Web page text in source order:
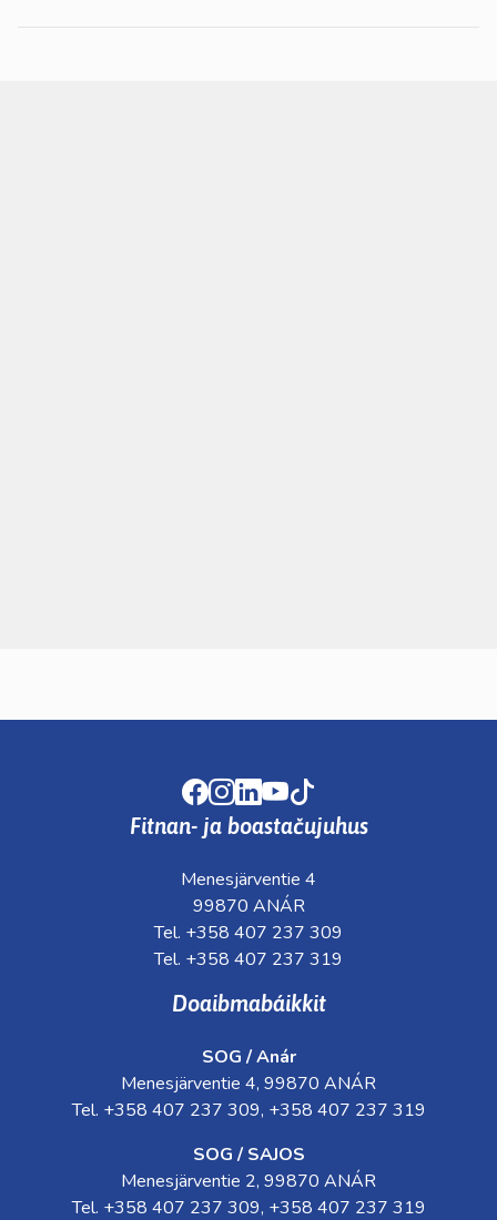
Facebook
Instagram
LinkedIn
Youtube
Fitnan- ja boastačujuhus
Menesjärventie 4
99870 ANÁR
Tel. +358 407 237 309
Tel. +358 407 237 319
Doaibmabáikkit
SOG / Anár
Menesjärventie 4, 99870 ANÁR
Tel. +358 407 237 309, +358 407 237 319
SOG / SAJOS
Menesjärventie 2, 99870 ANÁR
Tel. +358 407 237 309, +358 407 237 319